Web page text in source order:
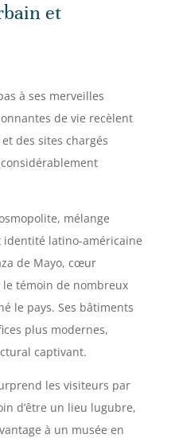
et
à ses merveilles
de vie recèlent
des sites chargés
mélange
identité latino-américaine
de Mayo, cœur
témoin de nombreux
le pays. Ses bâtiments
plus modernes,
captivant.
les visiteurs par
d’être un lieu lugubre,
à un musée en